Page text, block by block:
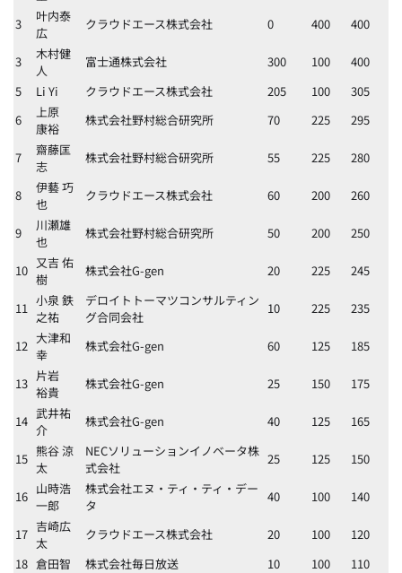
3
叶内泰
広
クラウドエース株式会社 0 400 400
3
木村健
人
富士通株式会社 300 100
400
5
Li Yi クラウドエース株式会社 205 100
305
6
上原
康裕
株式会社野村総合研究所 70 225 295
7
齋藤匡
志
株式会社野村総合研究所 55 225 280
8
伊藝 巧
也
クラウドエース株式会社 60 200 260
9
川瀬雄
也
株式会社野村総合研究所 50 200 250
10 又吉 佑
樹
株式会社G-gen 20 225 245
11 小泉 鉄
之祐
デロイトトーマツコンサルティン
グ合同会社
10 225 235
12 大津和
幸
株式会社G-gen 60 125 185
13 片岩
裕貴
株式会社G-gen 25 150 175
14 武井祐
介
株式会社G-gen 40 125 165
15 熊谷 涼
太
NECソリューションイノベータ株
式会社
25 125 150
16 山時浩
一郎
株式会社エヌ・ティ・ティ・デー
タ
40 100 140
17 吉崎広
太
クラウドエース株式会社 20 100
120
18 倉田智 株式会社毎日放送 10 100
110